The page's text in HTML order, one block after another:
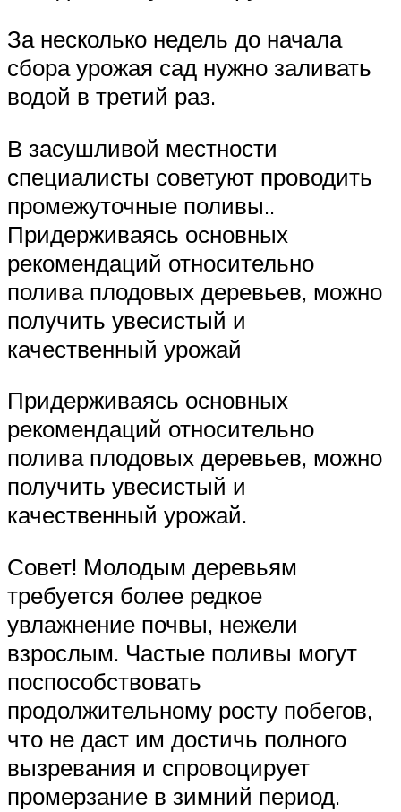
За несколько недель до начала
сбора урожая сад нужно заливать
водой в третий раз.
В засушливой местности
специалисты советуют проводить
промежуточные поливы..
Придерживаясь основных
рекомендаций относительно
полива плодовых деревьев, можно
получить увесистый и
качественный урожай
Придерживаясь основных
рекомендаций относительно
полива плодовых деревьев, можно
получить увесистый и
качественный урожай.
Совет! Молодым деревьям
требуется более редкое
увлажнение почвы, нежели
взрослым. Частые поливы могут
поспособствовать
продолжительному росту побегов,
что не даст им достичь полного
вызревания и спровоцирует
промерзание в зимний период.